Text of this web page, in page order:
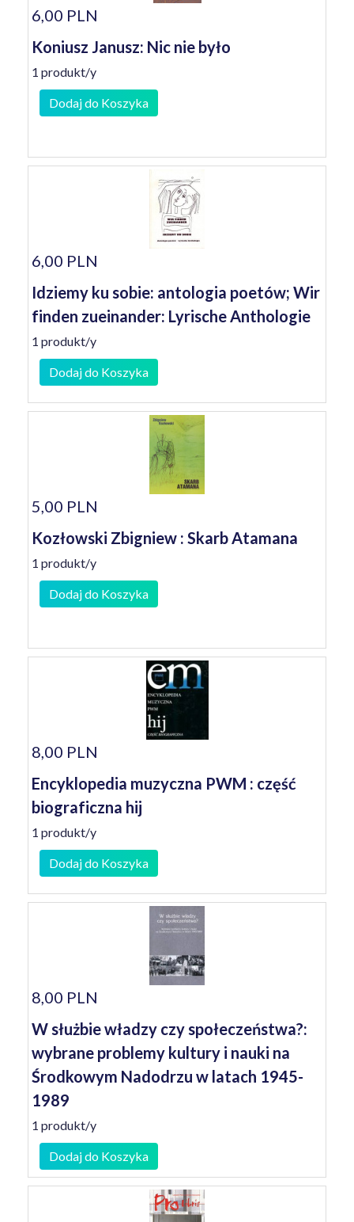
6,00 PLN
Koniusz Janusz: Nic nie było
1 produkt/y
Dodaj do Koszyka
6,00 PLN
Idziemy ku sobie: antologia poetów; Wir
finden zueinander: Lyrische Anthologie
1 produkt/y
Dodaj do Koszyka
5,00 PLN
Kozłowski Zbigniew : Skarb Atamana
1 produkt/y
Dodaj do Koszyka
8,00 PLN
Encyklopedia muzyczna PWM : część
biograficzna hij
1 produkt/y
Dodaj do Koszyka
8,00 PLN
W służbie władzy czy społeczeństwa?:
wybrane problemy kultury i nauki na
Środkowym Nadodrzu w latach 1945-
1989
1 produkt/y
Dodaj do Koszyka